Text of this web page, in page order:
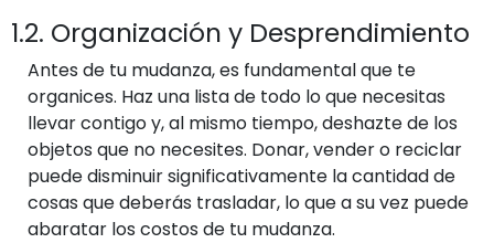
1.2. Organización y Desprendimiento
Antes de tu mudanza, es fundamental que te
organices. Haz una lista de todo lo que necesitas
llevar contigo y, al mismo tiempo, deshazte de los
objetos que no necesites. Donar, vender o reciclar
puede disminuir significativamente la cantidad de
cosas que deberás trasladar, lo que a su vez puede
abaratar los costos de tu mudanza.